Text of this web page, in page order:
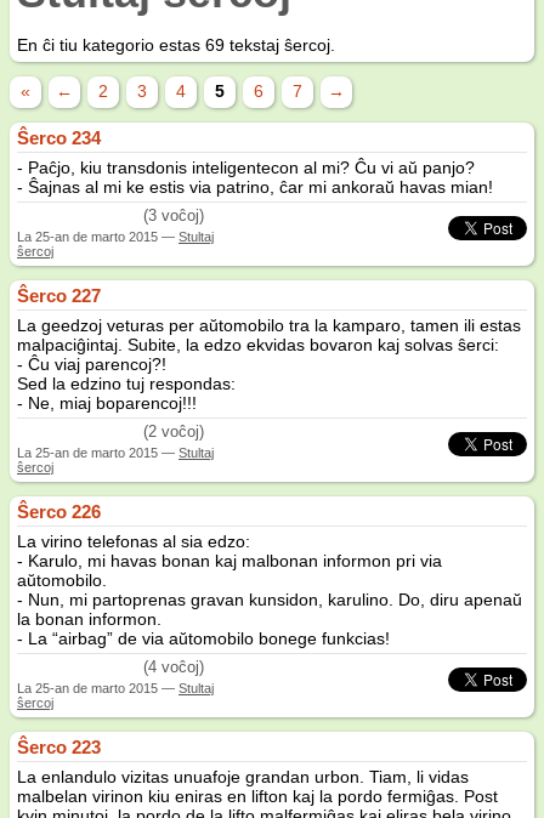
En ĉi tiu kategorio estas 69 tekstaj ŝercoj.
« ← 2 3 4 5 6 7 →
Ŝerco 234
- Paĉjo, kiu transdonis inteligentecon al mi? Ĉu vi aŭ panjo?
- Ŝajnas al mi ke estis via patrino, ĉar mi ankoraŭ havas mian!
(3 voĉoj)
La 25-an de marto 2015 — Stultaj
ŝercoj
Ŝerco 227
La geedzoj veturas per aŭtomobilo tra la kamparo, tamen ili estas
malpaciĝintaj. Subite, la edzo ekvidas bovaron kaj solvas ŝerci:
- Ĉu viaj parencoj?!
Sed la edzino tuj respondas:
- Ne, miaj boparencoj!!!
(2 voĉoj)
La 25-an de marto 2015 — Stultaj
ŝercoj
Ŝerco 226
La virino telefonas al sia edzo:
- Karulo, mi havas bonan kaj malbonan informon pri via
aŭtomobilo.
- Nun, mi partoprenas gravan kunsidon, karulino. Do, diru apenaŭ
la bonan informon.
- La “airbag” de via aŭtomobilo bonege funkcias!
(4 voĉoj)
La 25-an de marto 2015 — Stultaj
ŝercoj
Ŝerco 223
La enlandulo vizitas unuafoje grandan urbon. Tiam, li vidas
malbelan virinon kiu eniras en lifton kaj la pordo fermiĝas. Post